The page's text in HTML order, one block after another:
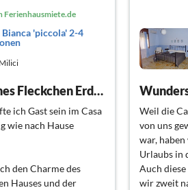
Ferienhausmiete.de
Bianca 'piccola' 2-4
Ein wunderschönes Fleckchen Erde, an das man sein Herz verlieren kann
ich Gast sein im Casa
wie nach Hause
den Charme des
Hauses und der
Weil die
von uns
war,
Urlaubs in
Auch
wir zweit